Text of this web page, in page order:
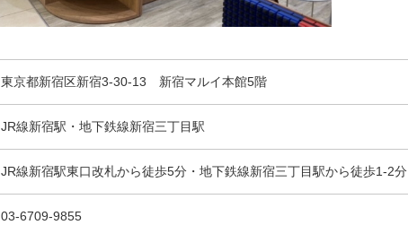
東京都新宿区新宿3-30-13 新宿マルイ本館5階
JR線新宿駅・地下鉄線新宿三丁目駅
JR線新宿駅東口改札から徒歩5分・地下鉄線新宿三丁目駅から徒歩1-2分
03-6709-9855